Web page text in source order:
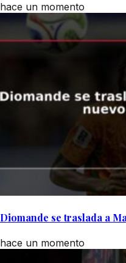
hace un momento
Diomande se traslada a
hace un momento